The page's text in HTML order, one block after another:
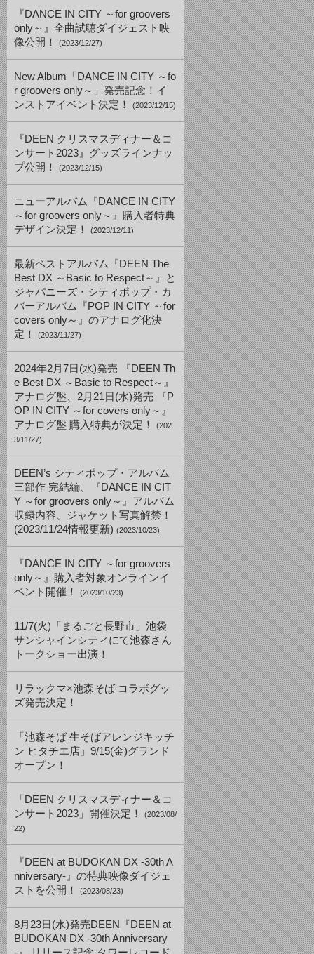
『DANCE IN CITY ～for groovers
only～』全曲試聴ダイジェスト映
像公開！
(2023/12/27)
New Album「DANCE IN CITY ～fo
r groovers only～」発売記念！イ
ンストアイベント決定！
(2023/12/15)
『DEEN クリスマスディナー＆コ
ンサート2023』グッズラインナッ
プ公開！
(2023/12/15)
ニューアルバム『DANCE IN CITY
～for groovers only～』購入者特典
デザイン決定！
(2023/12/11)
最新ベストアルバム『DEEN The
Best DX ～Basic to Respect～』と
ジャパニーズ・シティポップ・カ
バーアルバム『POP IN CITY ～for
covers only～』のアナログ化決
定！
(2023/11/27)
2024年2月7日(水)発売 『DEEN Th
e Best DX ～Basic to Respect～』
アナログ盤、2月21日(水)発売 『P
OP IN CITY ～for covers only～』
アナログ盤 購入特典が決定！
(202
3/11/27)
DEEN’s シティポップ・アルバム
三部作 完結編、『DANCE IN CIT
Y ～for groovers only～』アルバム
収録内容、ジャケット写真解禁！
(2023/11/24情報更新) (2023/10/23)
『DANCE IN CITY ～for groovers
only～』購入者対象オンラインイ
ベント開催！
(2023/10/23)
11/7(火)「まるごと長野市」池袋
サンシャインシティにて池森さん
トークショー出演！
リラックマ×池森そば コラボグッ
ズ発売決定！
「池森そば 生そばアレンジキッチ
ン ヒタチエ店」9/15(金)グランド
オープン！
「DEEN クリスマスディナー＆コ
ンサート2023」開催決定！
(2023/08/
22)
『DEEN at BUDOKAN DX -30th A
nniversary-』の特典映像ダイジェ
ストを公開！
(2023/08/23)
8月23日(水)発売DEEN『DEEN at
BUDOKAN DX -30th Anniversary